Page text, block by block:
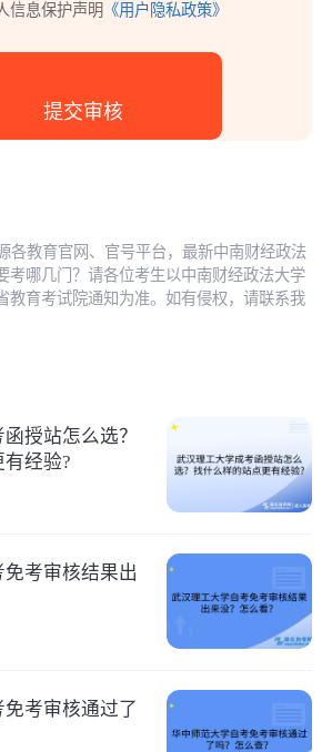
信息保护声明 《用户隐私政策》
各教育官网、官号平台，最新中南财经政法
考哪几门？请各位考生以中南财经政法大学
教育考试院通知为准。如有侵权，请联系我
授站怎么选？
经验?
考审核结果出
考审核通过了